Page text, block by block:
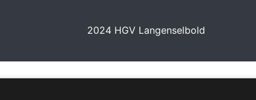
2024 HGV Langenselbold